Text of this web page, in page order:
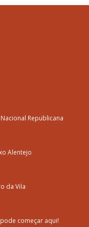
Republicana
Alentejo
da Vila
começar aqui!